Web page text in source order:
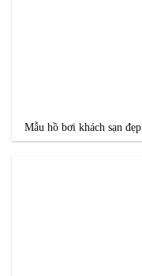
Mẫu hồ bơi khách sạn đẹp